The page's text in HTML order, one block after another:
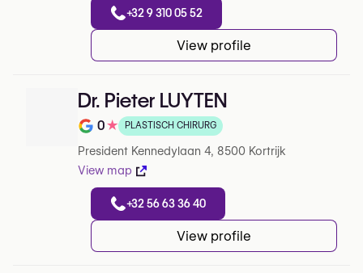
+32 9 310 05 52
View profile
Dr. Pieter LUYTEN
Note de 0 sur 5 sur Google
0★ PLASTISCH CHIRURG
President Kennedylaan 4, 8500 Kortrijk
View map
+32 56 63 36 40
View profile